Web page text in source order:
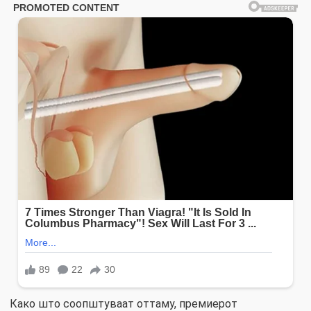
Како што соопштуваат оттаму, премиерот